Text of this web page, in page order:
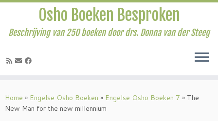
naar
inhoud
Osho Boeken Besproken
Beschrijving van 250 boeken door drs. Donna van der Steeg
Home » Engelse Osho Boeken » Engelse Osho Boeken 7 » The
New Man for the new millennium